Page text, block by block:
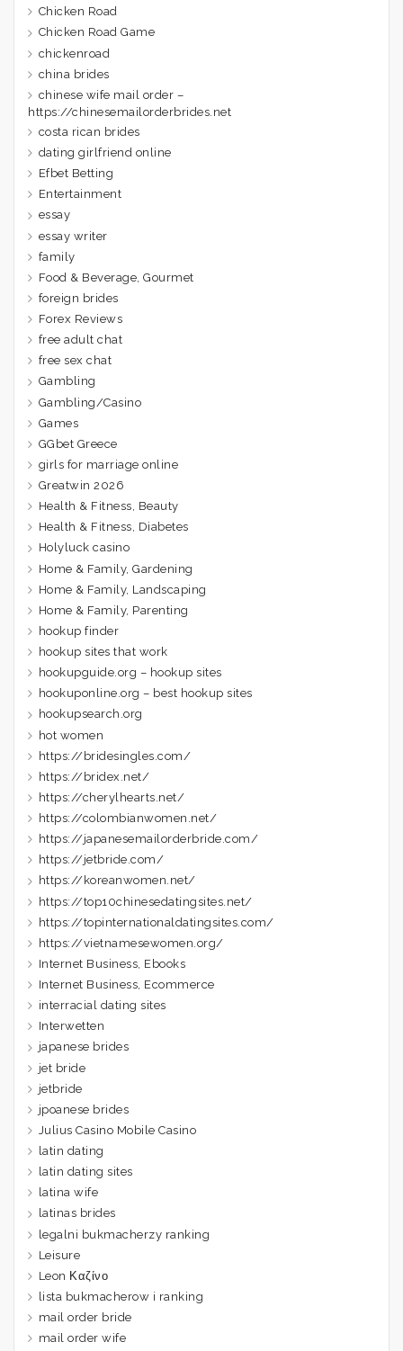
Chicken Road
Chicken Road Game
chickenroad
china brides
chinese wife mail order –
https://chinesemailorderbrides.net
costa rican brides
dating girlfriend online
Efbet Betting
Entertainment
essay
essay writer
family
Food & Beverage, Gourmet
foreign brides
Forex Reviews
free adult chat
free sex chat
Gambling
Gambling/Casino
Games
GGbet Greece
girls for marriage online
Greatwin 2026
Health & Fitness, Beauty
Health & Fitness, Diabetes
Holyluck casino
Home & Family, Gardening
Home & Family, Landscaping
Home & Family, Parenting
hookup finder
hookup sites that work
hookupguide.org – hookup sites
hookuponline.org – best hookup sites
hookupsearch.org
hot women
https://bridesingles.com/
https://bridex.net/
https://cherylhearts.net/
https://colombianwomen.net/
https://japanesemailorderbride.com/
https://jetbride.com/
https://koreanwomen.net/
https://top10chinesedatingsites.net/
https://topinternationaldatingsites.com/
https://vietnamesewomen.org/
Internet Business, Ebooks
Internet Business, Ecommerce
interracial dating sites
Interwetten
japanese brides
jet bride
jetbride
jpoanese brides
Julius Casino Mobile Casino
latin dating
latin dating sites
latina wife
latinas brides
legalni bukmacherzy ranking
Leisure
Leon Καζίνο
lista bukmacherow i ranking
mail order bride
mail order wife